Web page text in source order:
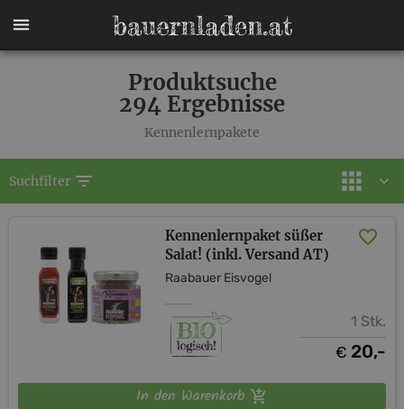
Produktsuche
294 Ergebnisse
Kennenlernpakete
Suchfilter filter_list
Kennenlernpaket süßer
Salat! (inkl. Versand AT)
Raabauer Eisvogel
1 Stk.
€ 20,-
In den Warenkorb